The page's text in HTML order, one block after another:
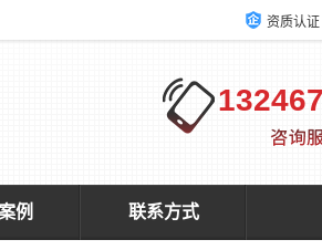
资质认证
例 联系方式